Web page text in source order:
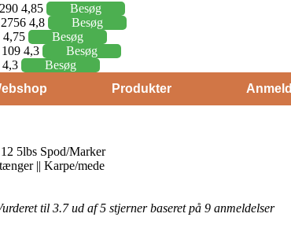
4,85
Besøg
4,8
Besøg
4,75
Besøg
4,3
Besøg
Besøg
Produkter
5lbs Spod/Marker
|| Karpe/mede
til 3.7 ud af 5 stjerner baseret på 9 anmeldelser